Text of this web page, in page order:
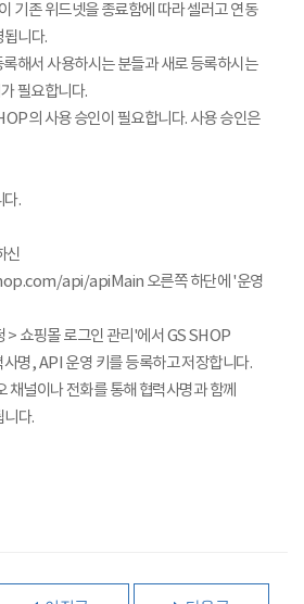
기존 위드넷을 종료함에 따라 셀러고 연동
니다.
해서 사용하시는 분들과 새로 등록하시는
필요합니다.
의 사용 승인이 필요합니다. 사용 승인은
다.
신
api/apiMain 오른쪽 하단에 '운영
> 쇼핑몰 로그인 관리'에서 GS SHOP
명, API 운영 키를 등록하고 저장합니다.
채널이나 전화를 통해 협력사명과 함께
니다.